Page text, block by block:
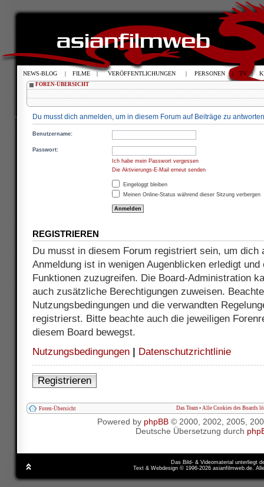
FOREN-ÜBERSICHT
Du musst dich anmelden, um in diesem Forum auf Beiträge zu
Benutzername:
Passwort:
Ich habe mein Passwort vergessen
Die Aktivierungs-E-Mail erneut senden
Eingeloggt bleiben
Meinen Online-Status während dieser Sitzung verbergen
REGISTRIEREN
Du musst in diesem Forum registriert sein, um dich
Anmeldung ist in wenigen Augenblicken erledigt
Funktionen zuzugreifen. Die Board-Administration
auch zusätzliche Berechtigungen zuweisen.
Nutzungsbedingungen und die verwandten
registrierst. Bitte beachte auch die jeweiligen
diesem Board bewegst.
Nutzungsbedingungen
Datenschutzrichtlinie
Registrieren
Foren-Übersicht Das Team • Alle Cookies des Boards
Powered by phpBB© 2000, 2002, 2005,
Deutsche Übersetzung durch
Das Bild- & Videomaterial unterliegt
Text & Webdesign © 1996-2026 asianfilmweb.de.
NEWS-BLOG | FILME | VERÖFFENTLICHUNGEN | PERSONEN | TV |